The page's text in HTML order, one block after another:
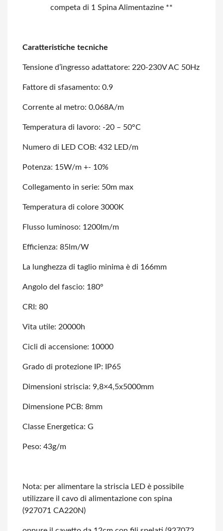
competa di 1 Spina Alimentazine **
Caratteristiche tecniche
Tensione d’ingresso adattatore: 220-230V AC 50Hz
Fattore di sfasamento: 0.9
Corrente al metro: 0.068A/m
Temperatura di lavoro: -20 – 50°C
Numero di LED COB: 432 LED/m
Potenza: 15W/m +- 10%
Collegamento in serie: 50m max
Temperatura di colore 3000K
Flusso luminoso: 1200lm/m
Efficienza: 85lm/W
La lunghezza di taglio minima è di 166mm
Angolo del fascio: 180°
CRI: 80
Vita utile: 20000h
Cicli di accensione: 10000
Grado di protezione IP: IP65
Dimensioni striscia: 9,8×4,5x5000mm
Dimensione PCB: 8mm
Classe Energetica: G
Peso: 43g/m
Nota: per alimentare la striscia LED è possibile
utilizzare il cavo di alimentazione con spina
(927071 CA220N)